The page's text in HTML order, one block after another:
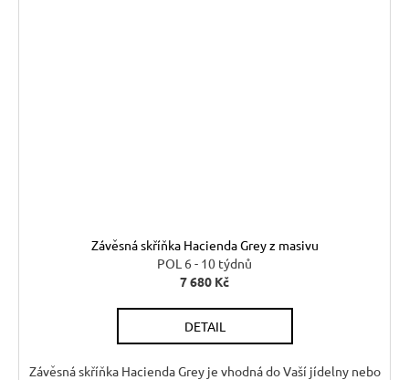
Závěsná skříňka Hacienda Grey z masivu
POL 6 - 10 týdnů
7 680 Kč
DETAIL
Závěsná skříňka Hacienda Grey je vhodná do Vaší jídelny nebo